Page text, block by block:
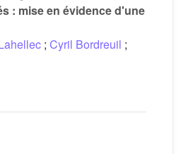
: mise en évidence d'une
; Cyril Bordreuil ;